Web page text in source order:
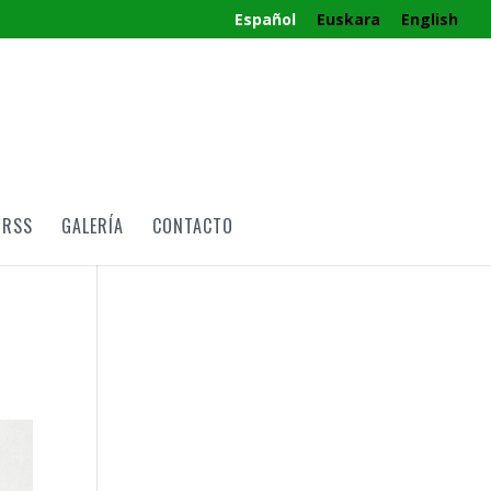
Español Euskara English
GALERÍA CONTACTO